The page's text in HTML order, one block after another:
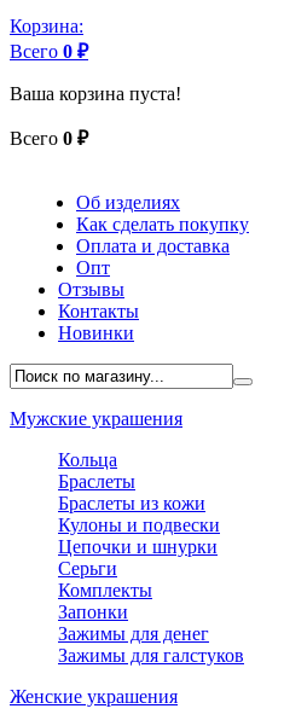
Корзина:
Всего 0 ₽
Ваша корзина пуста!
Всего 0 ₽
Об изделиях
Как сделать покупку
Оплата и доставка
Опт
Отзывы
Контакты
Новинки
Мужские украшения
Кольца
Браслеты
Браслеты из кожи
Кулоны и подвески
Цепочки и шнурки
Серьги
Комплекты
Запонки
Зажимы для денег
Зажимы для галстуков
Женские украшения